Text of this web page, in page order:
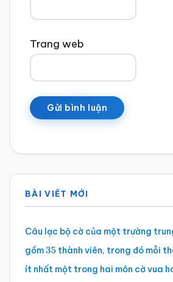
Trang web
Sidebar
chính
BÀI VIẾT MỚI
Câu lạc bộ cờ của một trường
gồm35 thành viên, trong đó mỗi
ít nhất một trong hai môn cờ vua